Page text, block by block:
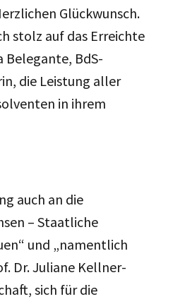
Glückwunsch.
stolz auf das Erreichte
Belegante, BdS-
die Leistung aller
in ihrem
auch an die
– Staatliche
und „namentlich
Dr. Juliane Kellner-
sich für die